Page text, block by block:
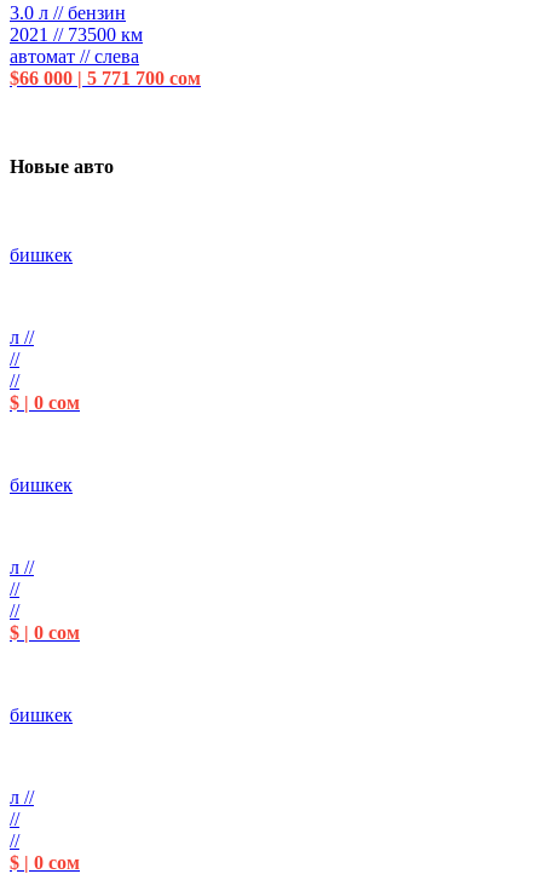
3.0 л // бензин
2021 // 73500 км
автомат // слева
$66 000 | 5 771 700 сом
Новые авто
бишкек
л //
//
//
$ | 0 сом
бишкек
л //
//
//
$ | 0 сом
бишкек
л //
//
//
$ | 0 сом